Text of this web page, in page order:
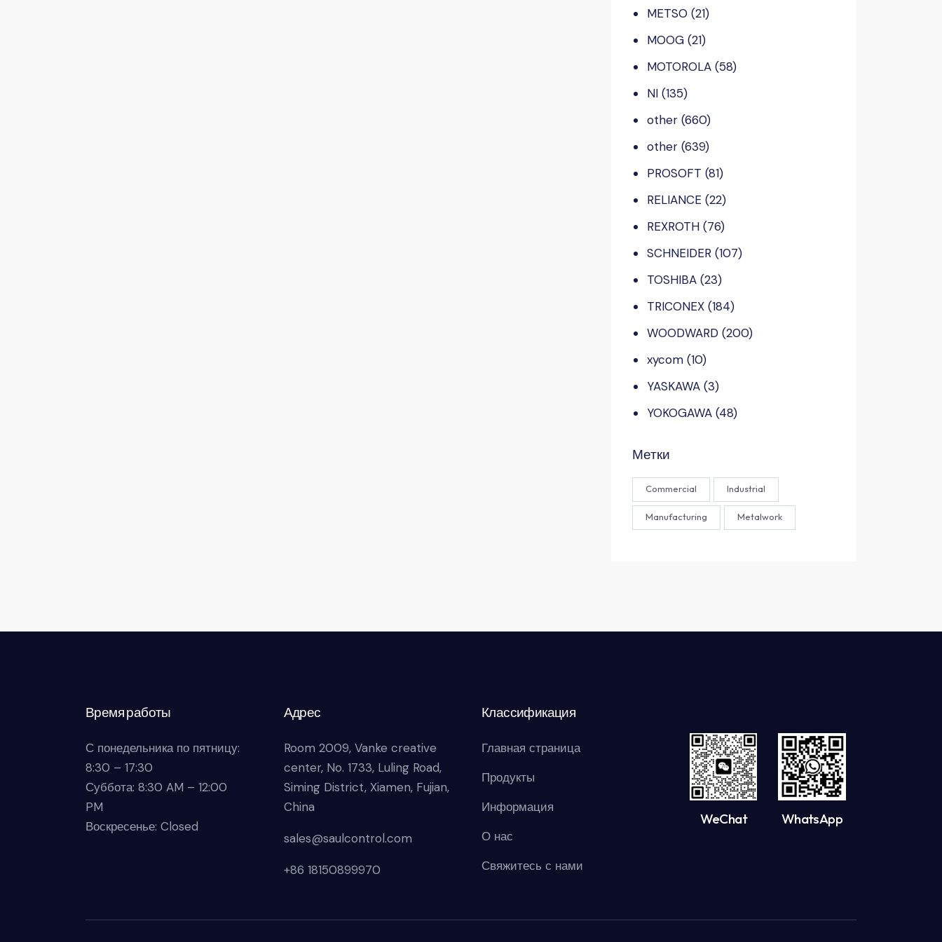
METSO (21)
MOOG (21)
MOTOROLA (58)
NI (135)
other (660)
other (639)
PROSOFT (81)
RELIANCE (22)
REXROTH (76)
SCHNEIDER (107)
TOSHIBA (23)
TRICONEX (184)
WOODWARD (200)
xycom (10)
YASKAWA (3)
YOKOGAWA (48)
Метки
Commercial Industrial
Manufacturing Metalwork
Время работы
С понедельника по пятницу:
8:30 – 17:30
Суббота: 8:30 AM – 12:00
PM
Воскресенье: Closed
Адрес
Room 2009, Vanke creative
center, No. 1733, Luling Road,
Siming District, Xiamen, Fujian,
China
sales@saulcontrol.com
+86 18150899970
Классификация
Главная страница
Продукты
Информация
О нас
Свяжитесь с нами
WeChat WhatsApp